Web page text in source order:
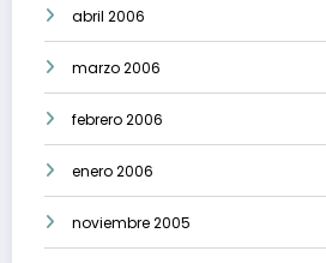
abril 2006
marzo 2006
febrero 2006
enero 2006
noviembre 2005